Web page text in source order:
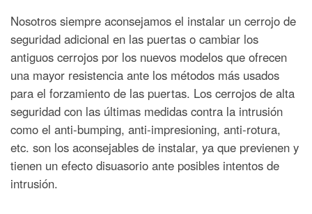
Nosotros siempre aconsejamos el instalar un cerrojo de
seguridad adicional en las puertas o cambiar los
antiguos cerrojos por los nuevos modelos que ofrecen
una mayor resistencia ante los métodos más usados
para el forzamiento de las puertas. Los cerrojos de alta
seguridad con las últimas medidas contra la intrusión
como el anti-bumping, anti-impresioning, anti-rotura,
etc. son los aconsejables de instalar, ya que previenen y
tienen un efecto disuasorio ante posibles intentos de
intrusión.